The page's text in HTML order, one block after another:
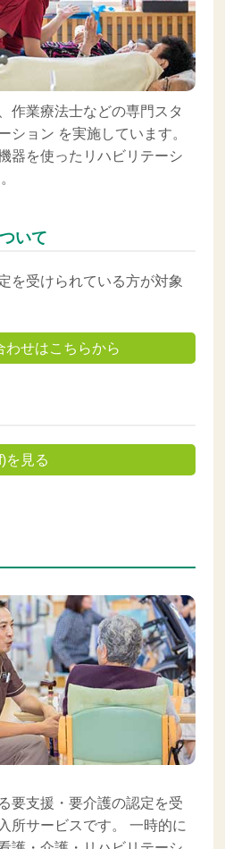
作業療法士などの専門スタ
ション を実施しています。
器を使ったリハビリテーシ
いて
を受けられている方が対象
わせはこちらから
を見る
要支援・要介護の認定を受
所サービスです。 一時的に